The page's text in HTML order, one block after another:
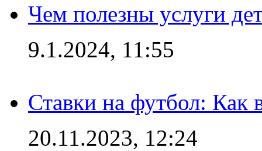
Чем полезны услуги
9.1.2024, 11:55
Ставки на футбол: Как
20.11.2023, 12:24